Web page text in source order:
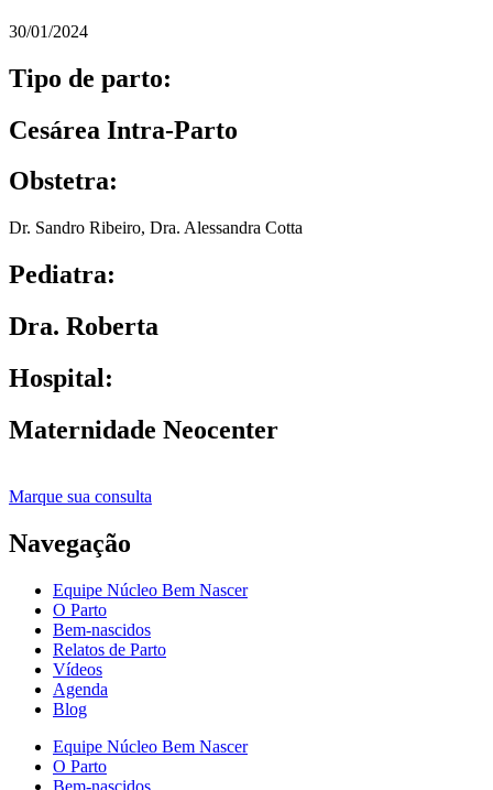
30/01/2024
Tipo de parto:
Cesárea Intra-Parto
Obstetra:
Dr. Sandro Ribeiro, Dra. Alessandra Cotta
Pediatra:
Dra. Roberta
Hospital:
Maternidade Neocenter
Marque sua consulta
Navegação
Equipe Núcleo Bem Nascer
O Parto
Bem-nascidos
Relatos de Parto
Vídeos
Agenda
Blog
Equipe Núcleo Bem Nascer
O Parto
Bem-nascidos